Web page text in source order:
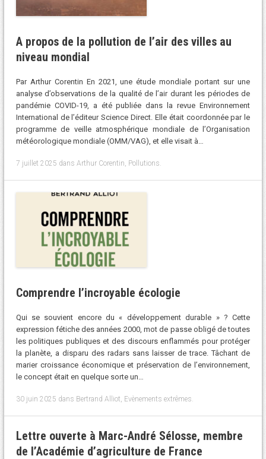
A propos de la pollution de l’air des villes au
niveau mondial
Par Arthur Corentin En 2021, une étude mondiale portant sur une
analyse d’observations de la qualité de l’air durant les périodes de
pandémie COVID-19, a été publiée dans la revue Environnement
International de l’éditeur Science Direct. Elle était coordonnée par le
programme de veille atmosphérique mondiale de l’Organisation
météorologique mondiale (OMM/VAG), et elle visait à…
7 juillet 2025 dans Arthur Corentin Pollutions
Comprendre l’incroyable écologie
Qui se souvient encore du « développement durable » ? Cette
expression fétiche des années 2000, mot de passe obligé de toutes
les politiques publiques et des discours enflammés pour protéger
la planète, a disparu des radars sans laisser de trace. Tâchant de
marier croissance économique et préservation de l’environnement,
le concept était en quelque sorte un…
30 juin 2025 dans Bertrand Alliot Evènements extrêmes
Lettre ouverte à Marc-André Sélosse, membre
de l’Académie d’agriculture de France